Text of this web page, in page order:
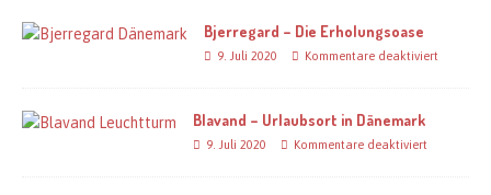
Bjerregard – Die Erholungsoase
9. Juli 2020 Kommentare deaktiviert
Blavand – Urlaubsort in Dänemark
9. Juli 2020 Kommentare deaktiviert